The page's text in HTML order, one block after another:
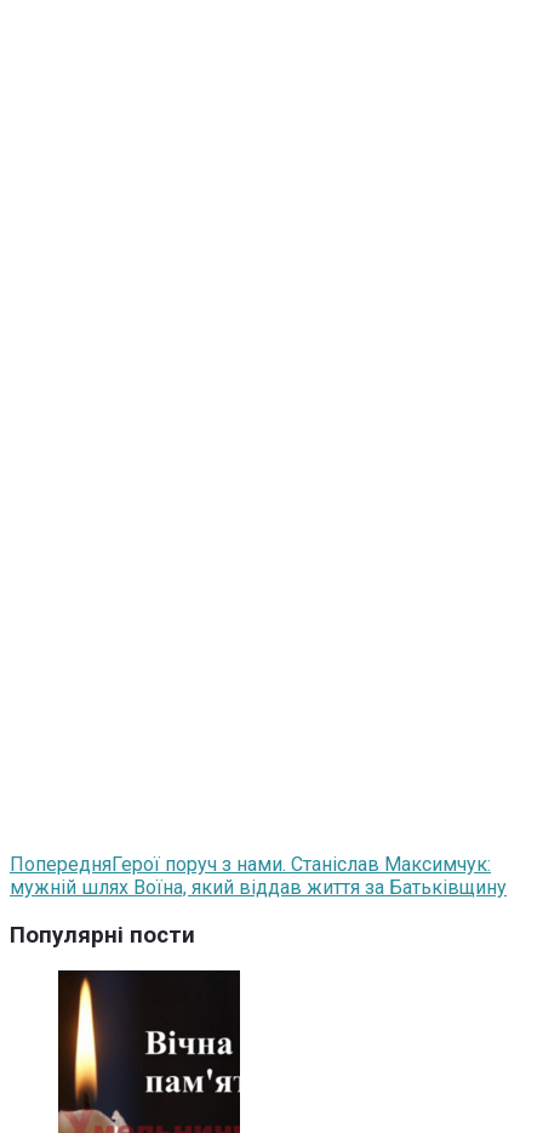
ПопередняГерої поруч з нами. Станіслав Максимчук:
мужній шлях Воїна, який віддав життя за Батьківщину
Популярні пости